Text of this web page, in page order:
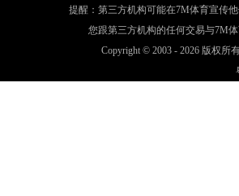
提醒：第三方机构可能在7M体育宣传
您跟第三方机构的任何交易与7M
Copyright © 2003 - 2026 版权所